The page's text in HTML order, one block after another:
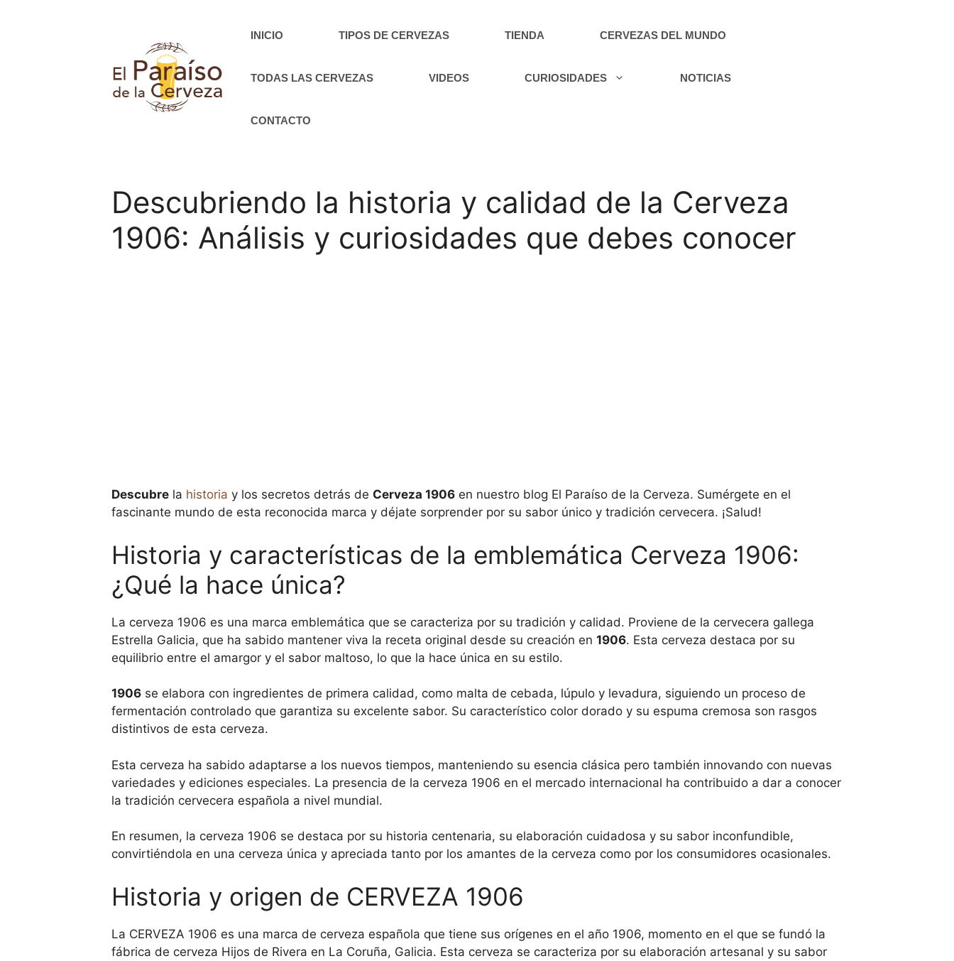
INICIO TIPOS DE CERVEZAS TIENDA CERVEZAS DEL MUNDO
TODAS LAS CERVEZAS VIDEOS CURIOSIDADES NOTICIAS
CONTACTO
Descubriendo la historia y calidad de la Cerveza
1906: Análisis y curiosidades que debes conocer
Descubre la historia y los secretos detrás de Cerveza 1906 en nuestro blog El Paraíso de la Cerveza. Sumérgete en el
fascinante mundo de esta reconocida marca y déjate sorprender por su sabor único y tradición cervecera. ¡Salud!
Historia y características de la emblemática Cerveza 1906:
¿Qué la hace única?
La cerveza 1906 es una marca emblemática que se caracteriza por su tradición y calidad. Proviene de la cervecera gallega
Estrella Galicia, que ha sabido mantener viva la receta original desde su creación en 1906. Esta cerveza destaca por su
equilibrio entre el amargor y el sabor maltoso, lo que la hace única en su estilo.
1906 se elabora con ingredientes de primera calidad, como malta de cebada, lúpulo y levadura, siguiendo un proceso de
fermentación controlado que garantiza su excelente sabor. Su característico color dorado y su espuma cremosa son rasgos
distintivos de esta cerveza.
Esta cerveza ha sabido adaptarse a los nuevos tiempos, manteniendo su esencia clásica pero también innovando con nuevas
variedades y ediciones especiales. La presencia de la cerveza 1906 en el mercado internacional ha contribuido a dar a conocer
la tradición cervecera española a nivel mundial.
En resumen, la cerveza 1906 se destaca por su historia centenaria, su elaboración cuidadosa y su sabor inconfundible,
convirtiéndola en una cerveza única y apreciada tanto por los amantes de la cerveza como por los consumidores ocasionales.
Historia y origen de CERVEZA 1906
La CERVEZA 1906 es una marca de cerveza española que tiene sus orígenes en el año 1906, momento en el que se fundó la
fábrica de cerveza Hijos de Rivera en La Coruña, Galicia. Esta cerveza se caracteriza por su elaboración artesanal y su sabor